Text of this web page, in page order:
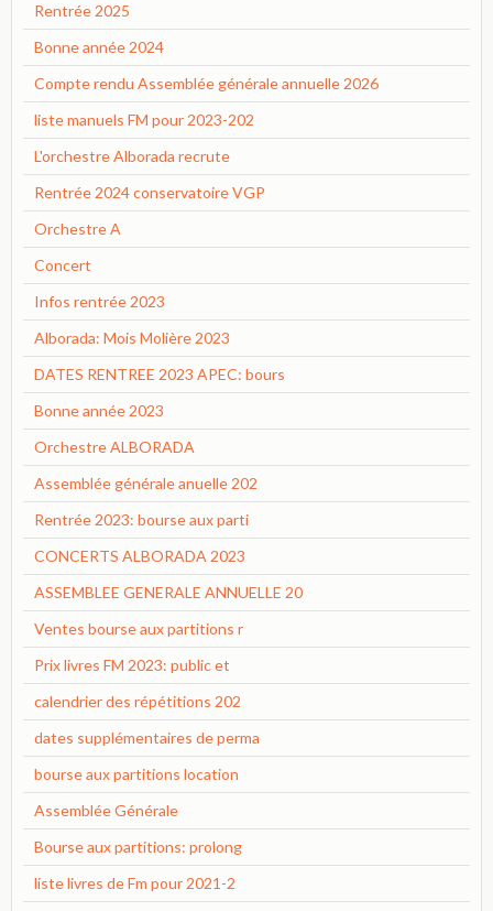
Rentrée 2025
Bonne année 2024
Compte rendu Assemblée générale annuelle 2026
liste manuels FM pour 2023-202
L'orchestre Alborada recrute
Rentrée 2024 conservatoire VGP
Orchestre A
Concert
Infos rentrée 2023
Alborada: Mois Molière 2023
DATES RENTREE 2023 APEC: bours
Bonne année 2023
Orchestre ALBORADA
Assemblée générale anuelle 202
Rentrée 2023: bourse aux parti
CONCERTS ALBORADA 2023
ASSEMBLEE GENERALE ANNUELLE 20
Ventes bourse aux partitions r
Prix livres FM 2023: public et
calendrier des répétitions 202
dates supplémentaires de perma
bourse aux partitions location
Assemblée Générale
Bourse aux partitions: prolong
liste livres de Fm pour 2021-2